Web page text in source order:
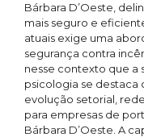
Bárbara D’Oeste,
mais seguro e
atuais exige uma
segurança contra
nesse contexto que a
psicologia se destaca
evolução setorial,
para empresas de
Bárbara D’Oeste. A